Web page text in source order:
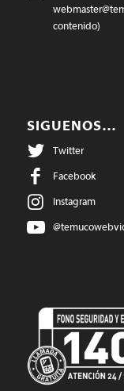
contenido)
SIGUENOS…
Twitter
Facebook
Instagram